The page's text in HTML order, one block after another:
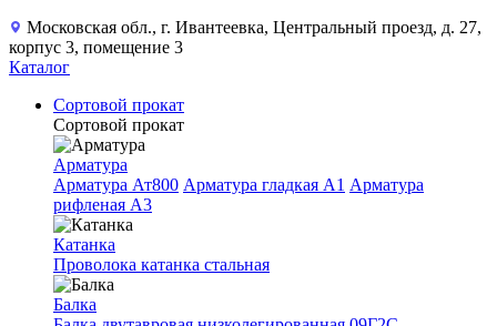
Московская обл., г. Ивантеевка, Центральный проезд, д. 27,
корпус 3, помещение 3
Каталог
Сортовой прокат
Сортовой прокат
Арматура
Арматура Ат800 Арматура гладкая A1 Арматура
рифленая A3
Катанка
Проволока катанка стальная
Балка